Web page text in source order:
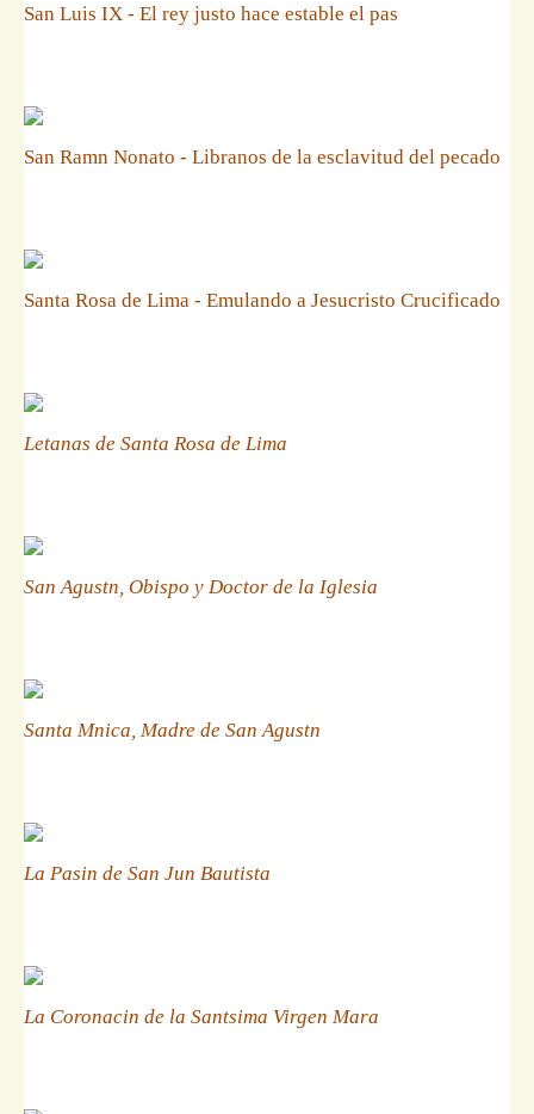
San Luis IX - El rey justo hace estable el pas
San Ramn Nonato - Libranos de la esclavitud del pecado
Santa Rosa de Lima - Emulando a Jesucristo Crucificado
Letanas de Santa Rosa de Lima
San Agustn, Obispo y Doctor de la Iglesia
Santa Mnica, Madre de San Agustn
La Pasin de San Jun Bautista
La Coronacin de la Santsima Virgen Mara